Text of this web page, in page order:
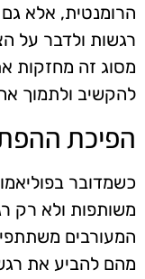
הרומנטית, אלא
רגשות ולדבר על
מסוג זה מחזקות
להקשיב ולתמוך
הפיכת
כשמדובר
משותפות ולא רק
המעורבים
מהם להביע את